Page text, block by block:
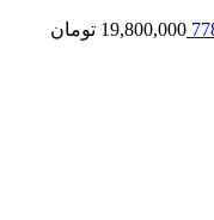
19,800,000 تومان